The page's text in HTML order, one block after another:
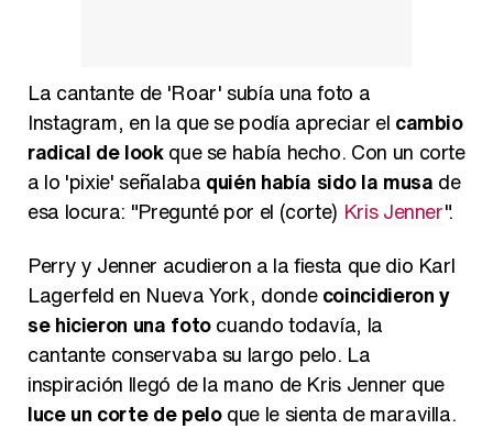
La cantante de 'Roar' subía una foto a
Instagram, en la que se podía apreciar el cambio
radical de lookque se había hecho. Con un corte
a lo 'pixie' señalaba quién había sido la musa de
esa locura: "Pregunté por el (corte) Kris Jenner".
Perry y Jenner acudieron a la fiesta que dio Karl
Lagerfeld en Nueva York, dondecoincidieron y
se hicieron una fotocuando todavía, la
cantante conservaba su largo pelo. La
inspiración llegó de la mano de Kris Jenner que
luce un corte de peloque le sienta de maravilla.